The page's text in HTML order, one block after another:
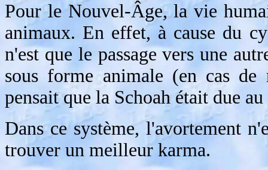
Pour le Nouvel-Âge, la vie
animaux. En effet, à cause du
n'est que le passage vers une
sous forme animale (en cas
pensait que la Schoah était due
Dans ce système, l'avortement
trouver un meilleur karma.